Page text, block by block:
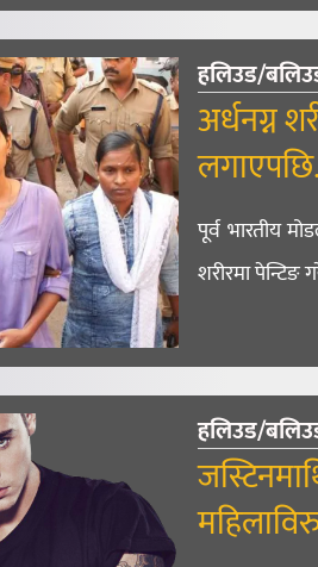
हलिउड/
अर्धनग्न
पूर्व भारतीय
शरीरमा पेन्टिङ
हलिउड/